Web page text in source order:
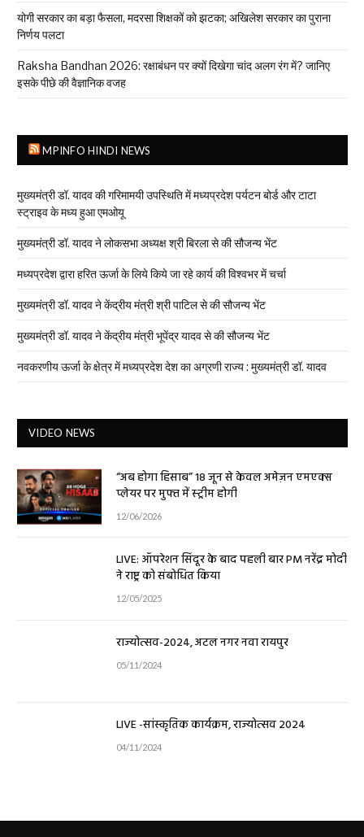
योगी सरकार का बड़ा फैसला, मदरसा शिक्षकों को झटका; अखिलेश सरकार का पुराना
निर्णय पलटा
Raksha Bandhan 2026: रक्षाबंधन पर क्यों दिखेगा चांद अलग रंग में? जानिए
इसके पीछे की वैज्ञानिक वजह
MPINFO HINDI NEWS
मुख्यमंत्री डॉ. यादव की गरिमामयी उपस्थिति में मध्यप्रदेश पर्यटन बोर्ड और टाटा
स्ट्राइव के मध्य हुआ एमओयू
मुख्यमंत्री डॉ. यादव ने लोकसभा अध्यक्ष श्री बिरला से की सौजन्य भेंट
मध्यप्रदेश द्वारा हरित ऊर्जा के लिये किये जा रहे कार्य की विश्वभर में चर्चा
मुख्यमंत्री डॉ. यादव ने केंद्रीय मंत्री श्री पाटिल से की सौजन्य भेंट
मुख्यमंत्री डॉ. यादव ने केंद्रीय मंत्री भूपेंद्र यादव से की सौजन्य भेंट
नवकरणीय ऊर्जा के क्षेत्र में मध्यप्रदेश देश का अग्रणी राज्य : मुख्यमंत्री डॉ. यादव
VIDEO NEWS
“अब होगा हिसाब” 18 जून से केवल अमेज़न एमएक्स
प्लेयर पर मुफ्त में स्ट्रीम होगी
12/06/2026
LIVE: ऑपरेशन सिंदूर के बाद पहली बार PM नरेंद्र मोदी
ने राष्ट्र को संबोधित किया
12/05/2025
राज्योत्सव-2024, अटल नगर नवा रायपुर
05/11/2024
LIVE -सांस्कृतिक कार्यक्रम, राज्योत्सव 2024
04/11/2024